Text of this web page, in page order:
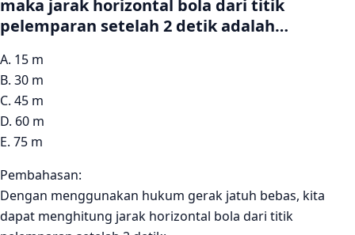
maka jarak horizontal bola dari titik
pelemparan setelah 2 detik adalah…
A. 15 m
B. 30 m
C. 45 m
D. 60 m
E. 75 m
Pembahasan:
Dengan menggunakan hukum gerak jatuh bebas, kita
dapat menghitung jarak horizontal bola dari titik